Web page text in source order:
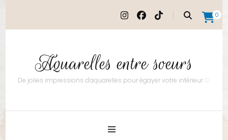
0
Aquarelles entre soeurs
De jolies impressions d'aquarelles pour égayer votre intérieur ♡